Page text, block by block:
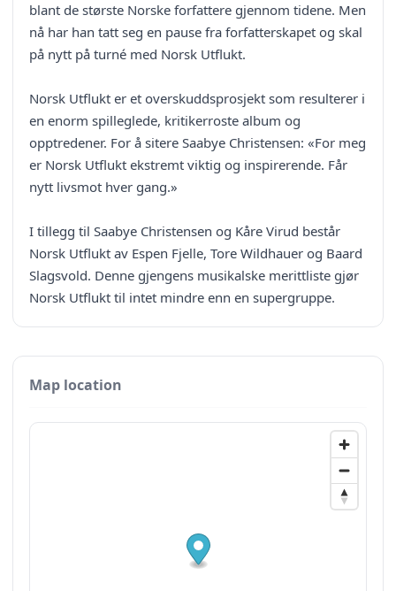
blant de største Norske forfattere gjennom tidene. Men
nå har han tatt seg en pause fra forfatterskapet og skal
på nytt på turné med Norsk Utflukt.
Norsk Utflukt er et overskuddsprosjekt som resulterer i
en enorm spilleglede, kritikerroste album og
opptredener. For å sitere Saabye Christensen: «For meg
er Norsk Utflukt ekstremt viktig og inspirerende. Får
nytt livsmot hver gang.»
I tillegg til Saabye Christensen og Kåre Virud består
Norsk Utflukt av Espen Fjelle, Tore Wildhauer og Baard
Slagsvold. Denne gjengens musikalske merittliste gjør
Norsk Utflukt til intet mindre enn en supergruppe.
Map location